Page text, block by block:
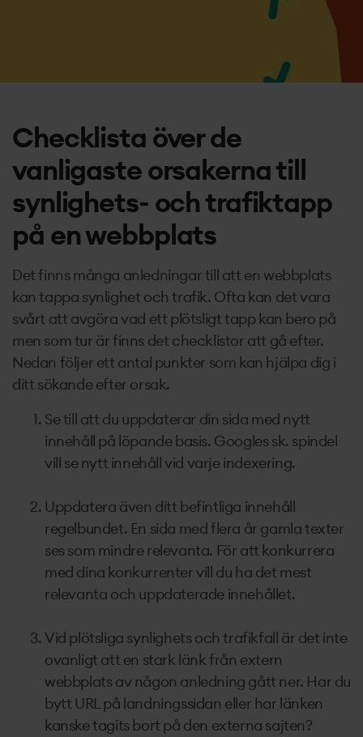
Checklista över de
vanligaste orsakerna till
synlighets- och trafiktapp
på en webbplats
Det finns många anledningar till att en webbplats
kan tappa synlighet och trafik. Ofta kan det vara
svårt att avgöra vad ett plötsligt tapp kan bero på
men som tur är finns det checklistor att gå efter.
Nedan följer ett antal punkter som kan hjälpa dig i
ditt sökande efter orsak.
Se till att du uppdaterar din sida med nytt
innehåll på löpande basis. Googles sk. spindel
vill se nytt innehåll vid varje indexering.
Uppdatera även ditt befintliga innehåll
regelbundet. En sida med flera år gamla texter
ses som mindre relevanta. För att konkurrera
med dina konkurrenter vill du ha det mest
relevanta och uppdaterade innehållet.
Vid plötsliga synlighets och trafikfall är det inte
ovanligt att en stark länk från extern
webbplats av någon anledning gått ner. Har du
bytt URL på landningssidan eller har länken
kanske tagits bort på den externa sajten?